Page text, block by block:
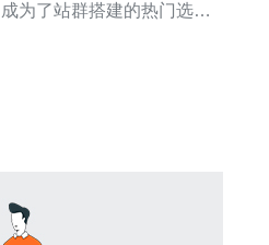
为了站群搭建的热门选